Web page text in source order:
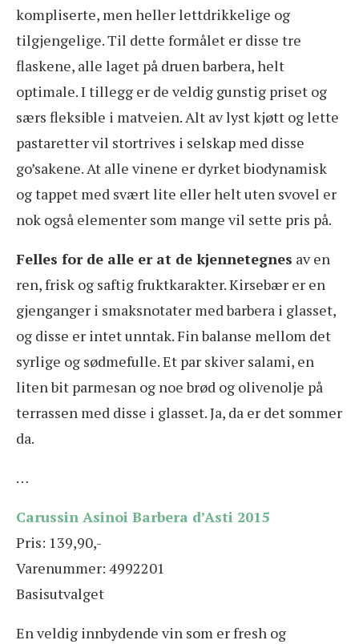
kompliserte, men heller lettdrikkelige og
tilgjengelige. Til dette formålet er disse tre
flaskene, alle laget på druen barbera, helt
optimale. I tillegg er de veldig gunstig priset og
særs fleksible i matveien. Alt av lyst kjøtt og lette
pastaretter vil stortrives i selskap med disse
go’sakene. At alle vinene er dyrket biodynamisk
og tappet med svært lite eller helt uten svovel er
nok også elementer som mange vil sette pris på.
Felles for de alle er at de kjennetegnes av en
ren, frisk og saftig fruktkarakter. Kirsebær er en
gjenganger i smaksnotater med barbera i glasset,
og disse er intet unntak. Fin balanse mellom det
syrlige og sødmefulle. Et par skiver salami, en
liten bit parmesan og noe brød og olivenolje på
terrassen med disse i glasset. Ja, da er det sommer
da.
…
Carussin Asinoi Barbera d’Asti 2015
Pris: 139,90,-
Varenummer: 4992201
Basisutvalget
En veldig innbydende vin som er fresh og